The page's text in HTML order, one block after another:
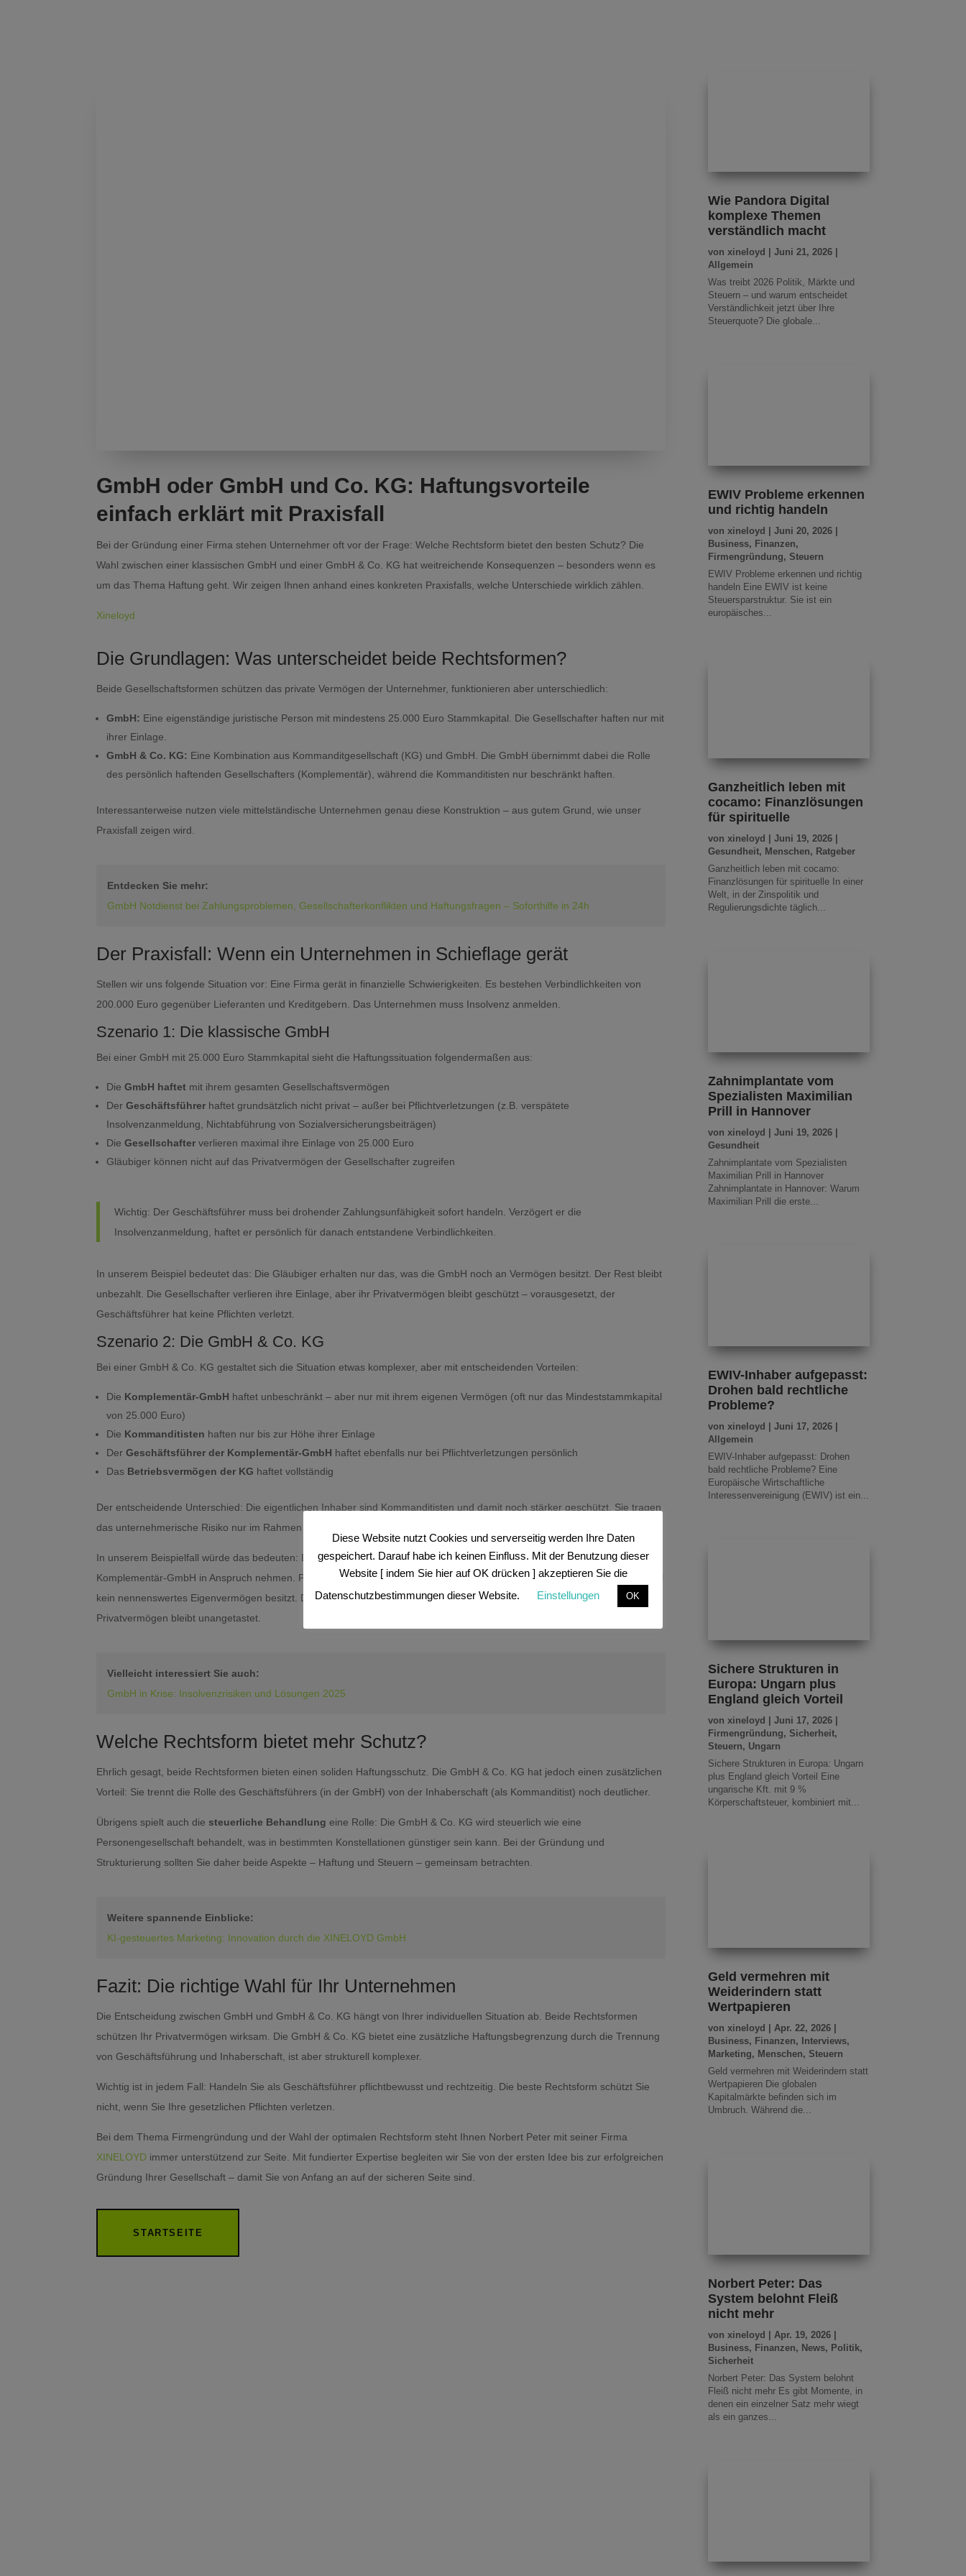
GmbH oder GmbH und Co. KG: Haftungsvorteile
einfach erklärt mit Praxisfall
Bei der Gründung einer Firma stehen Unternehmer oft vor der Frage: Welche Rechtsform bietet den besten Schutz? Die
Wahl zwischen einer klassischen GmbH und einer GmbH & Co. KG hat weitreichende Konsequenzen – besonders wenn es
um das Thema Haftung geht. Wir zeigen Ihnen anhand eines konkreten Praxisfalls, welche Unterschiede wirklich zählen.
Xineloyd
Die Grundlagen: Was unterscheidet beide Rechtsformen?
Beide Gesellschaftsformen schützen das private Vermögen der Unternehmer, funktionieren aber unterschiedlich:
GmbH: Eine eigenständige juristische Person mit mindestens 25.000 Euro Stammkapital. Die Gesellschafter haften nur mit
ihrer Einlage.
GmbH & Co. KG: Eine Kombination aus Kommanditgesellschaft (KG) und GmbH. Die GmbH übernimmt dabei die Rolle
des persönlich haftenden Gesellschafters (Komplementär), während die Kommanditisten nur beschränkt haften.
Interessanterweise nutzen viele mittelständische Unternehmen genau diese Konstruktion – aus gutem Grund, wie unser
Praxisfall zeigen wird.
Entdecken Sie mehr:
GmbH Notdienst bei Zahlungsproblemen, Gesellschafterkonflikten und Haftungsfragen – Soforthilfe in 24h
Der Praxisfall: Wenn ein Unternehmen in Schieflage gerät
Stellen wir uns folgende Situation vor: Eine Firma gerät in finanzielle Schwierigkeiten. Es bestehen Verbindlichkeiten von
200.000 Euro gegenüber Lieferanten und Kreditgebern. Das Unternehmen muss Insolvenz anmelden.
Szenario 1: Die klassische GmbH
Bei einer GmbH mit 25.000 Euro Stammkapital sieht die Haftungssituation folgendermaßen aus:
DieGmbH haftet mit ihrem gesamten Gesellschaftsvermögen
DerGeschäftsführer haftet grundsätzlich nicht privat – außer bei Pflichtverletzungen (z.B. verspätete
Insolvenzanmeldung, Nichtabführung von Sozialversicherungsbeiträgen)
DieGesellschafter verlieren maximal ihre Einlage von 25.000 Euro
Gläubiger können nicht auf das Privatvermögen der Gesellschafter zugreifen
Wichtig: Der Geschäftsführer muss bei drohender Zahlungsunfähigkeit sofort handeln. Verzögert er die
Insolvenzanmeldung, haftet er persönlich für danach entstandene Verbindlichkeiten.
In unserem Beispiel bedeutet das: Die Gläubiger erhalten nur das, was die GmbH noch an Vermögen besitzt. Der Rest bleibt
unbezahlt. Die Gesellschafter verlieren ihre Einlage, aber ihr Privatvermögen bleibt geschützt – vorausgesetzt, der
Geschäftsführer hat keine Pflichten verletzt.
Szenario 2: Die GmbH & Co. KG
Bei einer GmbH & Co. KG gestaltet sich die Situation etwas komplexer, aber mit entscheidenden Vorteilen:
Die Komplementär-GmbH haftet unbeschränkt – aber nur mit ihrem eigenen Vermögen (oft nur das Mindeststammkapital
von 25.000 Euro)
Die Kommanditisten haften nur bis zur Höhe ihrer Einlage
DerGeschäftsführer der Komplementär-GmbH haftet ebenfalls nur bei Pflichtverletzungen persönlich
Das Betriebsvermögen der KG haftet vollständig
Der entscheidende Unterschied: Die eigentlichen Inhaber sind Kommanditisten und damit noch stärker geschützt. Sie tragen
das unternehmerische Risiko nur im Rahmen ihrer vereinbarten Einlage.
In unserem Beispielfall würde das bedeuten: Die Gläubiger können auf das Vermögen der KG zugreifen und theoretisch die
Komplementär-GmbH in Anspruch nehmen. Praktisch führt das aber nur zu weiteren 25.000 Euro, da die GmbH in der Regel
kein nennenswertes Eigenvermögen besitzt. Die Kommanditisten verlieren maximal ihre Einlage – ihr übriges
Privatvermögen bleibt unangetastet.
Vielleicht interessiert Sie auch:
GmbH in Krise: Insolvenzrisiken und Lösungen 2025
Welche Rechtsform bietet mehr Schutz?
Ehrlich gesagt, beide Rechtsformen bieten einen soliden Haftungsschutz. Die GmbH & Co. KG hat jedoch einen zusätzlichen
Vorteil: Sie trennt die Rolle des Geschäftsführers (in der GmbH) von der Inhaberschaft (als Kommanditist) noch deutlicher.
Übrigens spielt auch die steuerliche Behandlung eine Rolle: Die GmbH & Co. KG wird steuerlich wie eine
Personengesellschaft behandelt, was in bestimmten Konstellationen günstiger sein kann. Bei der Gründung und
Strukturierung sollten Sie daher beide Aspekte – Haftung und Steuern – gemeinsam betrachten.
Weitere spannende Einblicke:
KI-gesteuertes Marketing: Innovation durch die XINELOYD GmbH
Fazit: Die richtige Wahl für Ihr Unternehmen
Die Entscheidung zwischen GmbH und GmbH & Co. KG hängt von Ihrer individuellen Situation ab. Beide Rechtsformen
schützen Ihr Privatvermögen wirksam. Die GmbH & Co. KG bietet eine zusätzliche Haftungsbegrenzung durch die Trennung
von Geschäftsführung und Inhaberschaft, ist aber strukturell komplexer.
Wichtig ist in jedem Fall: Handeln Sie als Geschäftsführer pflichtbewusst und rechtzeitig. Die beste Rechtsform schützt Sie
nicht, wenn Sie Ihre gesetzlichen Pflichten verletzen.
Bei dem Thema Firmengründung und der Wahl der optimalen Rechtsform steht Ihnen Norbert Peter mit seiner Firma
XINELOYD immer unterstützend zur Seite. Mit fundierter Expertise begleiten wir Sie von der ersten Idee bis zur erfolgreichen
Gründung Ihrer Gesellschaft – damit Sie von Anfang an auf der sicheren Seite sind.
STARTSEITE
Wie Pandora Digital
komplexe Themen
verständlich macht
vonxineloyd |Juni 21, 2026
Allgemein
Was treibt 2026 Politik, Märkte und
Steuern – und warum entscheidet
Verständlichkeit jetzt über Ihre
Steuerquote? Die globale...
EWIV Probleme erkennen
und richtig handeln
vonxineloyd |Juni 20, 2026
Business, Finanzen,
Firmengründung,Steuern
EWIV Probleme erkennen und richtig
handeln Eine EWIV ist keine
Steuersparstruktur. Sie ist ein
europäisches...
Ganzheitlich leben mit
cocamo: Finanzlösungen
für spirituelle
vonxineloyd |Juni 19, 2026 |
Gesundheit, Menschen, Ratgeber
Ganzheitlich leben mit cocamo:
Finanzlösungen für spirituelle In einer
Welt, in der Zinspolitik und
Regulierungsdichte täglich...
Zahnimplantate vom
Spezialisten Maximilian
Prill in Hannover
vonxineloyd |Juni 19, 2026
Gesundheit
Zahnimplantate vom Spezialisten
Maximilian Prill in Hannover
Zahnimplantate in Hannover: Warum
Maximilian Prill die erste...
EWIV-Inhaber aufgepasst:
Drohen bald rechtliche
Probleme?
vonxineloyd |Juni 17, 2026
Allgemein
EWIV-Inhaber aufgepasst: Drohen
bald rechtliche Probleme? Eine
Europäische Wirtschaftliche
Interessenvereinigung (EWIV) ist ein...
Sichere Strukturen in
Europa: Ungarn plus
England gleich Vorteil
vonxineloyd |Juni 17, 2026
Firmengründung,Sicherheit,
Steuern, Ungarn
Sichere Strukturen in Europa: Ungarn
plus England gleich Vorteil Eine
ungarische Kft. mit 9 %
Körperschaftsteuer, kombiniert mit...
Geld vermehren mit
Weiderindern statt
Wertpapieren
vonxineloyd | Apr. 22, 2026 |
Business, Finanzen, Interviews,
Marketing, Menschen,Steuern
Geld vermehren mit Weiderindern statt
Wertpapieren Die globalen
Kapitalmärkte befinden sich im
Umbruch. Während die...
Norbert Peter: Das
System belohnt Fleiß
nicht mehr
vonxineloyd |Apr. 19, 2026
Business, Finanzen, News, Politik,
Sicherheit
Norbert Peter: Das System belohnt
Fleiß nicht mehr Es gibt Momente, in
denen ein einzelner Satz mehr wiegt
als ein ganzes...
Diese Website nutzt Cookies und serverseitig werden Ihre Daten
gespeichert. Darauf habe ich keinen Einfluss. Mit der Benutzung dieser
Website [ indem Sie hier auf OK drücken ] akzeptieren Sie die
Datenschutzbestimmungen dieser Website.
Einstellungen OK